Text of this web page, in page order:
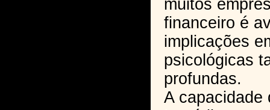
muitos
financeiro é
implicações
psicológicas
profundas.
A capacidade